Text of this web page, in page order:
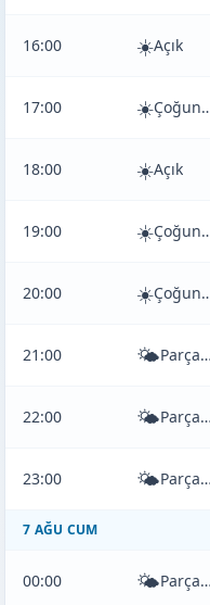
16:00 ☀️Açık
17:00 ☀️
18:00 ☀️Açık
19:00 ☀️
20:00 ☀️
21:00 🌤️ Parçalı Bulutlu
22:00 🌤️ Parçalı Bulutlu
23:00 🌤️ Parçalı Bulutlu
7 AĞU CUM
00:00 🌤️ Parçalı Bulutlu